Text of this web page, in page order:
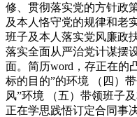
修、贯彻落实党的方针政
及本人恪守党的规律和老
班子及本人落实党风廉政
落实全面从严治党计谋摆
面。简历word，存正在的
标的目的”的环境 （四）
风”环境 （五）带领班子
正在学思践悟订定合同事